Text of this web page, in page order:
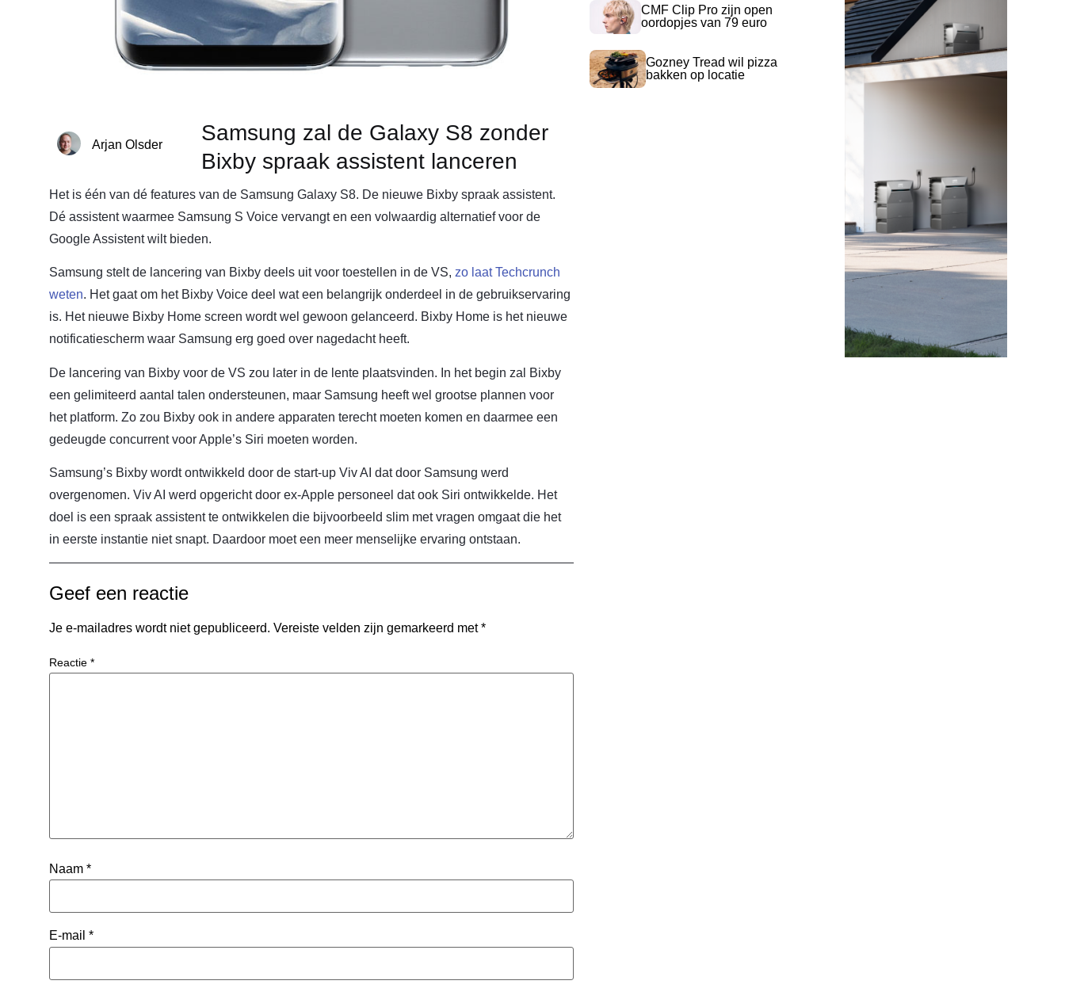
Arjan Olsder
Samsung zal de Galaxy S8 zonder
Bixby spraak assistent lanceren
Het is één van dé features van de Samsung Galaxy S8. De nieuwe Bixby spraak assistent.
Dé assistent waarmee Samsung S Voice vervangt en een volwaardig alternatief voor de
Google Assistent wilt bieden.
Samsung stelt de lancering van Bixby deels uit voor toestellen in de VS, zo laat Techcrunch
weten. Het gaat om het Bixby Voice deel wat een belangrijk onderdeel in de gebruikservaring
is. Het nieuwe Bixby Home screen wordt wel gewoon gelanceerd. Bixby Home is het nieuwe
notificatiescherm waar Samsung erg goed over nagedacht heeft.
De lancering van Bixby voor de VS zou later in de lente plaatsvinden. In het begin zal Bixby
een gelimiteerd aantal talen ondersteunen, maar Samsung heeft wel grootse plannen voor
het platform. Zo zou Bixby ook in andere apparaten terecht moeten komen en daarmee een
gedeugde concurrent voor Apple’s Siri moeten worden.
Samsung’s Bixby wordt ontwikkeld door de start-up Viv AI dat door Samsung werd
overgenomen. Viv AI werd opgericht door ex-Apple personeel dat ook Siri ontwikkelde. Het
doel is een spraak assistent te ontwikkelen die bijvoorbeeld slim met vragen omgaat die het
in eerste instantie niet snapt. Daardoor moet een meer menselijke ervaring ontstaan.
Geef een reactie
Je e-mailadres wordt niet gepubliceerd. Vereiste velden zijn gemarkeerd met*
Reactie *
Naam *
E-mail *
CMF Clip Pro zijn open
oordopjes van 79 euro
Gozney Tread wil pizza
bakken op locatie